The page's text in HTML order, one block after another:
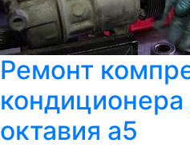
Ремонт
октавия а5